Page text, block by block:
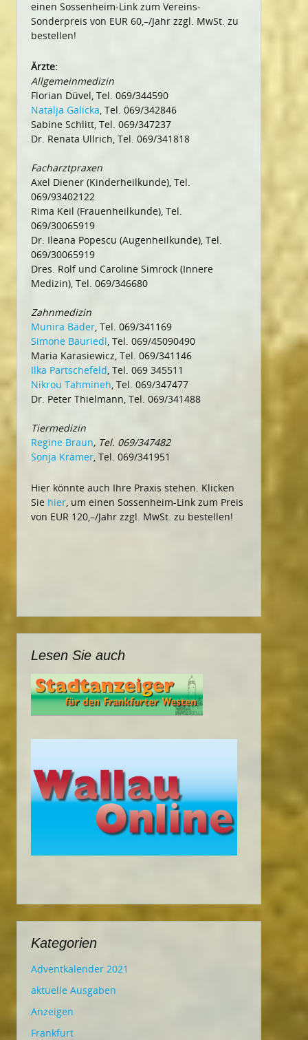
einen Sossenheim-Link zum Vereins-
Sonderpreis von EUR 60,–/Jahr zzgl. MwSt. zu
bestellen!
Ärzte:
Allgemeinmedizin
Florian Düvel, Tel. 069/344590
Natalja Galicka, Tel. 069/342846
Sabine Schlitt, Tel. 069/347237
Dr. Renata Ullrich, Tel. 069/341818
Facharztpraxen
Axel Diener (Kinderheilkunde), Tel.
069/93402122
Rima Keil (Frauenheilkunde), Tel.
069/30065919
Dr. Ileana Popescu (Augenheilkunde), Tel.
069/30065919
Dres. Rolf und Caroline Simrock (Innere
Medizin), Tel. 069/346680
Zahnmedizin
Munira Bäder, Tel. 069/341169
Simone Bauriedl, Tel. 069/45090490
Maria Karasiewicz, Tel. 069/341146
Ilka Partschefeld, Tel. 069 345511
Nikrou Tahmineh, Tel. 069/347477
Dr. Peter Thielmann, Tel. 069/341488
Tiermedizin
Regine Braun, Tel. 069/347482
Sonja Krämer, Tel. 069/341951
Hier könnte auch Ihre Praxis stehen. Klicken
Sie hier, um einen Sossenheim-Link zum Preis
von EUR 120,–/Jahr zzgl. MwSt. zu bestellen!
Lesen Sie auch
Kategorien
Adventkalender 2021
aktuelle Ausgaben
Anzeigen
Frankfurt